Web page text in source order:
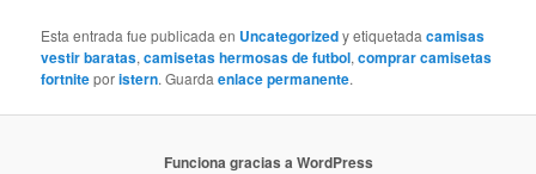
Esta entrada fue publicada en Uncategorizedy etiquetadacamisas
vestir baratas,camisetas hermosas de futbol,comprar camisetas
fortniteporistern. Guardaenlace permanente.
Funciona gracias a WordPress